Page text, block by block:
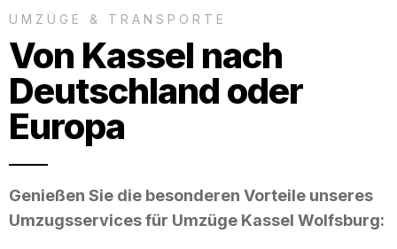
UMZÜGE & TRANSPORTE
Von Kassel nach
Deutschland oder
Europa
Genießen Sie die besonderen Vorteile unseres
Umzugsservices für Umzüge Kassel Wolfsburg: